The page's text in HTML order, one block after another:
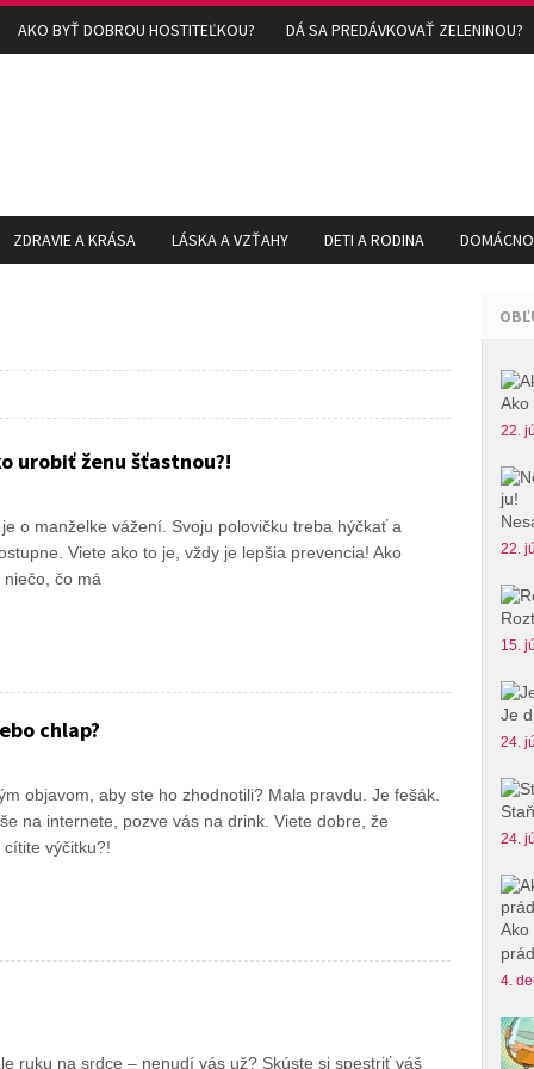
AKO BYŤ DOBROU HOSTITEĽKOU? DÁ SA PREDÁVKOVAŤ ZELENINOU?
ZDRAVIE A KRÁSA LÁSKA A VZŤAHY DETI A RODINA
urobiť ženu šťastnou?!
o manželke vážení. Svoju polovičku treba hýčkať a
Viete ako to je, vždy je lepšia prevencia! Ako
čo má
chlap?
objavom, aby ste ho zhodnotili? Mala pravdu. Je fešák.
na internete, pozve vás na drink. Viete dobre, že
výčitku?!
ruku na srdce – nenudí vás už? Skúste si spestriť váš
Ako
22.
22.
15.
Je
24.
24.
Ako
4.